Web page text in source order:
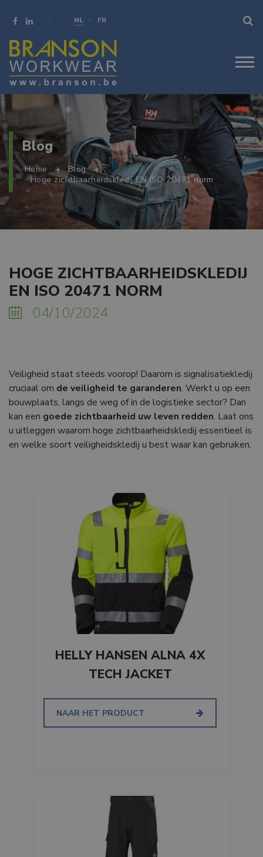
NL FR
Blog
Home
Blog
Hoge zichtbaarheidskledij EN ISO 20471 norm
HOGE ZICHTBAARHEIDSKLEDIJ
EN ISO 20471 NORM
04/10/2024
Veiligheid staat steeds voorop! Daarom is signalisatiekledij
cruciaal om de veiligheid te garanderen. Werkt u op een
bouwplaats, langs de weg of in de logistieke sector? Dan
kan een goede zichtbaarheid uw leven redden. Laat ons
u uitleggen waarom hoge zichtbaarheidskledij essentieel is
en welke soort veiligheidskledij u best waar kan gebruiken.
HELLY HANSEN ALNA 4X
TECH JACKET
NAAR HET PRODUCT